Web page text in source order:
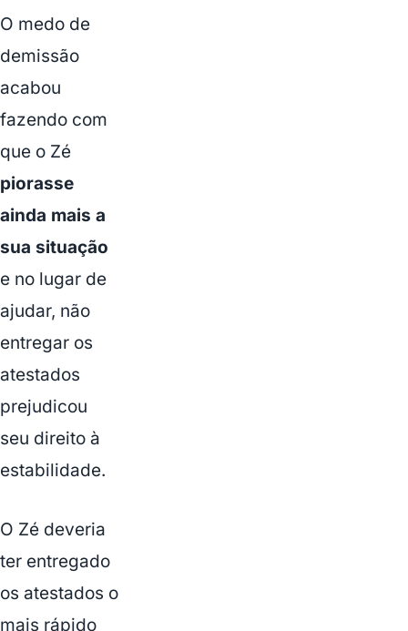
O medo de
demissão
acabou
fazendo com
que o Zé
piorasse
ainda mais a
sua situação
e no lugar de
ajudar, não
entregar os
atestados
prejudicou
seu direito à
estabilidade.
O Zé deveria
ter entregado
os atestados o
mais rápido